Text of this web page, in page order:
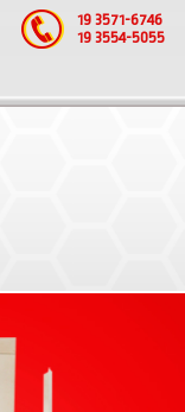
19 3571-6746
19 3554-5055